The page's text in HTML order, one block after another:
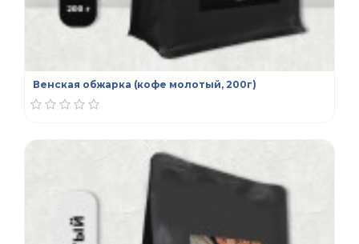
Венская обжарка (кофе молотый, 200г)